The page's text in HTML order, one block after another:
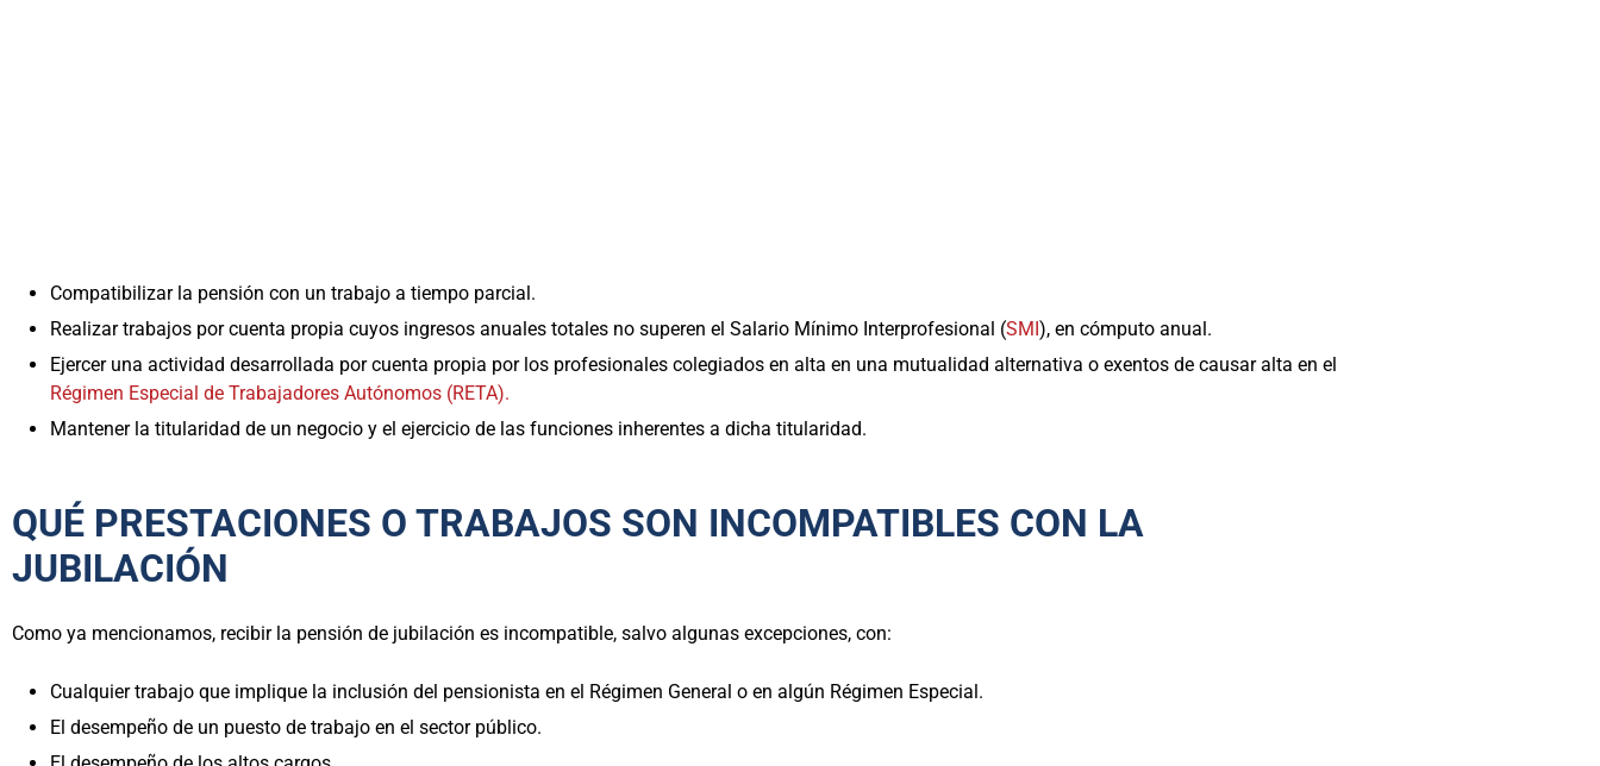
Compatibilizar la pensión con un trabajo a tiempo parcial.
Realizar trabajos por cuenta propia cuyos ingresos anuales totales no superen el Salario Mínimo Interprofesional (SMI ), en cómputo anual.
Ejercer una actividad desarrollada por cuenta propia por los profesionales colegiados en alta en una mutualidad alternativa o exentos de causar alta en el
Régimen Especial de Trabajadores Autónomos (RETA).
Mantener la titularidad de un negocio y el ejercicio de las funciones inherentes a dicha titularidad.
QUÉ PRESTACIONES O TRABAJOS SON INCOMPATIBLES CON LA
JUBILACIÓN
Como ya mencionamos, recibir la pensión de jubilación es incompatible, salvo algunas excepciones, con:
Cualquier trabajo que implique la inclusión del pensionista en el Régimen General o en algún Régimen Especial.
El desempeño de un puesto de trabajo en el sector público.